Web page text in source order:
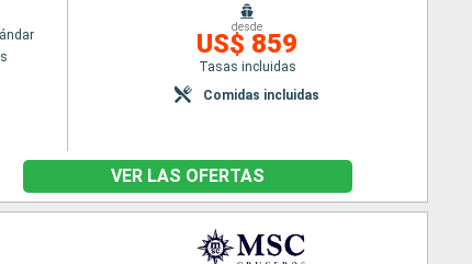
desde
US$ 859
Tasas incluidas
Comidas incluidas
VER LAS OFERTAS